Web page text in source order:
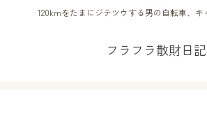
120kmをたまにジテツウする男の自転車、キ
フラフラ散財日記